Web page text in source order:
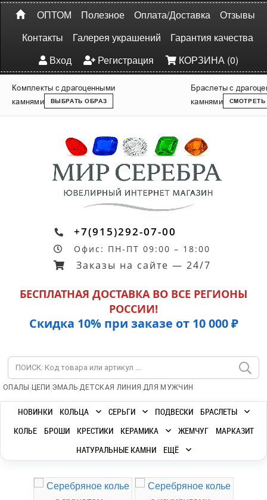
ОПТОМ Полезное Оплата/Доставка
Отзывы
Контакты
Галерея украшений
Гарантия качества
Вход
Регистрация КОРЗИНА (0)
Комплекты с драгоценными
камнями
ВЫБРАТЬ ОБРАЗ
Браслеты с
камнями
СМОТРЕТЬ
+7(915)292-07-00
Офис: ПН-ПТ 09:00 – 18:00
Заказы на сайте — 24/7
БЕСПЛАТНАЯ ДОСТАВКА ВО ВСЕ РЕГИОНЫ
РОССИИ!
Скидка 10% при заказе от 10 000 ₽
ОПАЛЫ | ЦЕПИ |ЭМАЛЬ|ДЕТСКАЯ ЛИНИЯ |ДЛЯ МУЖЧИН
НОВИНКИ КОЛЬЦА СЕРЬГИ ПОДВЕСКИ
БРАСЛЕТЫ
КОЛЬЕ
БРОШИ КРЕСТИКИ КЕРАМИКА ЖЕМЧУГ
МАРКАЗИТ
НАТУРАЛЬНЫЕ КАМНИ
ЕЩЁ